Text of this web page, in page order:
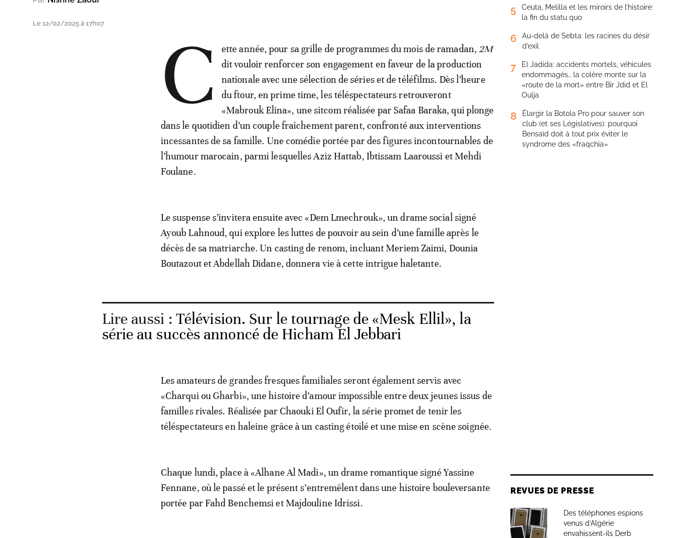
Le 12/02/2025 à 17h07 C ette année, pour sa grille de programmes du mois de ramadan, 2M
dit vouloir renforcer son engagement en faveur de la production
nationale avec une sélection de séries et de téléfilms. Dès l’heure
du ftour, en prime time, les téléspectateurs retrouveront
«Mabrouk Elina», une sitcom réalisée par Safaa Baraka, qui plonge
dans le quotidien d’un couple fraîchement parent, confronté aux interventions
incessantes de sa famille. Une comédie portée par des figures incontournables de
l’humour marocain, parmi lesquelles Aziz Hattab, Ibtissam Laaroussi et Mehdi
Foulane.
Le suspense s’invitera ensuite avec «Dem Lmechrouk», un drame social signé
Ayoub Lahnoud, qui explore les luttes de pouvoir au sein d’une famille après le
décès de sa matriarche. Un casting de renom, incluant Meriem Zaimi, Dounia
Boutazout et Abdellah Didane, donnera vie à cette intrigue haletante.
Lire aussi : Télévision. Sur le tournage de «Mesk Ellil», la
série au succès annoncé de Hicham El Jebbari
Les amateurs de grandes fresques familiales seront également servis avec
«Charqui ou Gharbi», une histoire d’amour impossible entre deux jeunes issus de
familles rivales. Réalisée par Chaouki El Oufir, la série promet de tenir les
téléspectateurs en haleine grâce à un casting étoilé et une mise en scène soignée.
Chaque lundi, place à «Alhane Al Madi», un drame romantique signé Yassine
Fennane, où le passé et le présent s’entremêlent dans une histoire bouleversante
portée par Fahd Benchemsi et Majdouline Idrissi.
5
Ceuta, Melilla et les miroirs de l’histoire:
la fin du statu quo
6
Au-delà de Sebta: les racines du désir
d’exil
7
El Jadida: accidents mortels, véhicules
endommagés… la colère monte sur la
«route de la mort» entre Bir Jdid et El
Oulja
8
Élargir la Botola Pro pour sauver son
club (et ses Législatives): pourquoi
Bensaïd doit à tout prix éviter le
syndrome des «fraqchia»
REVUES DE PRESSE
Des téléphones espions
venus d’Algérie
envahissent-ils Derb